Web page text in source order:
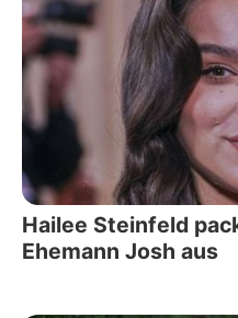
Hailee Steinfeld
Ehemann Josh aus